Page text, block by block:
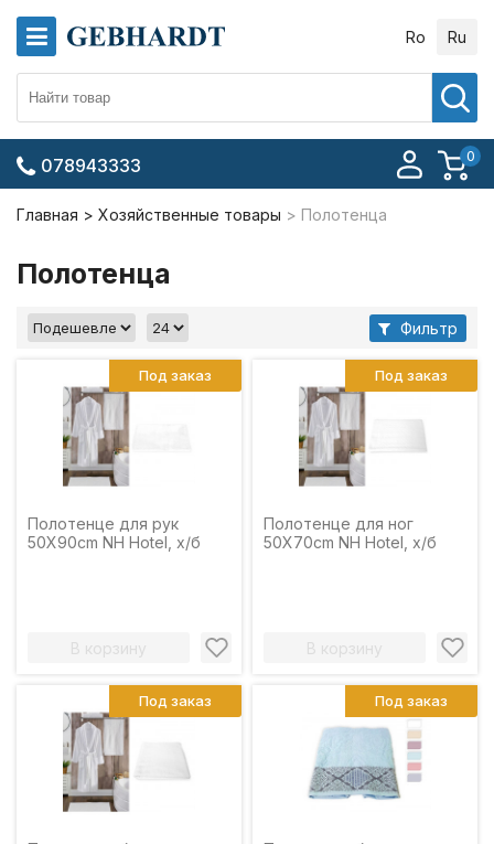
Ro Ru
0
078943333
Главная Хозяйственные товары Полотенца
Полотенца
Фильтр
Полотенце для рук
50X90cm NH Hotel, х/б
В корзину
Под заказ
Полотенце для ног
50X70cm NH Hotel, х/б
В корзину
Под заказ
Под заказ Под заказ